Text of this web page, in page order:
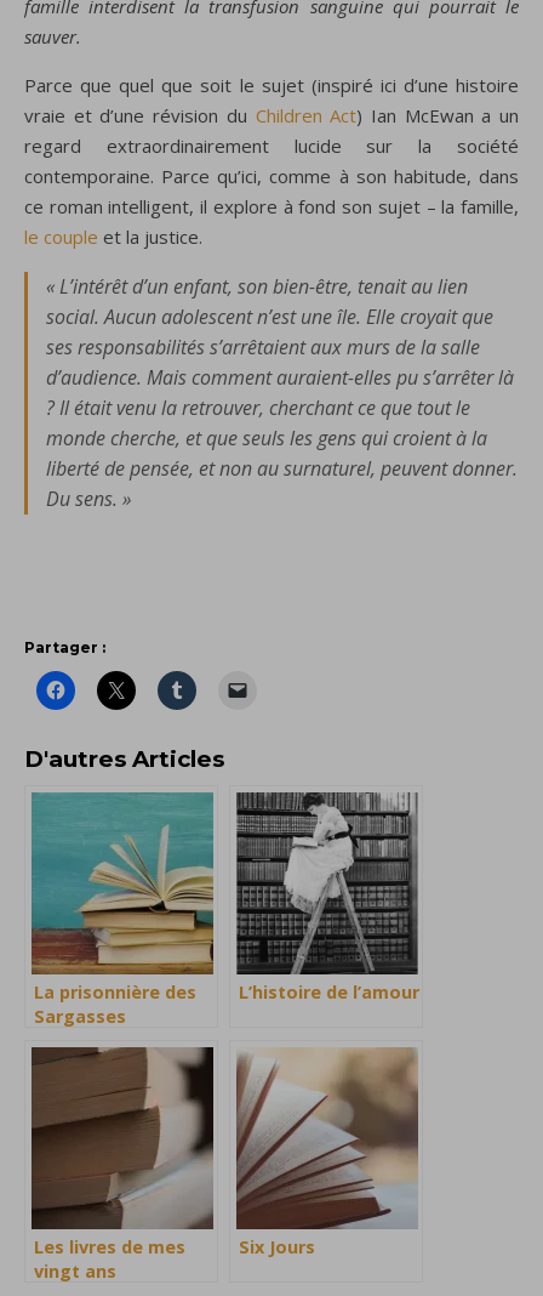
famille interdisent la transfusion sanguine qui pourrait le
sauver.
Parce que quel que soit le sujet (inspiré ici d’une histoire
vraie et d’une révision du Children Act) Ian McEwan a un
regard extraordinairement lucide sur la société
contemporaine. Parce qu’ici, comme à son habitude, dans
ce roman intelligent, il explore à fond son sujet – la famille,
le couple et la justice.
« L’intérêt d’un enfant, son bien-être, tenait au lien
social. Aucun adolescent n’est une île. Elle croyait que
ses responsabilités s’arrêtaient aux murs de la salle
d’audience. Mais comment auraient-elles pu s’arrêter là
? Il était venu la retrouver, cherchant ce que tout le
monde cherche, et que seuls les gens qui croient à la
liberté de pensée, et non au surnaturel, peuvent donner.
Du sens. »
Partager :
D'autres Articles
La prisonnière des
Sargasses
L’histoire de l’amour
Les livres de mes
vingt ans
Six Jours